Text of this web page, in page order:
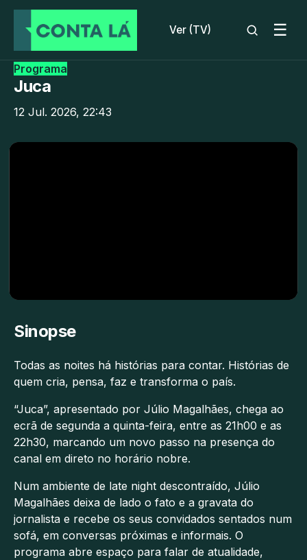
Ver (TV) ☰
Programa
Juca
12 Jul. 2026, 22:43
Sinopse
Todas as noites há histórias para contar. Histórias de
quem cria, pensa, faz e transforma o país.
“Juca”, apresentado por Júlio Magalhães, chega ao
ecrã de segunda a quinta-feira, entre as 21h00 e as
22h30, marcando um novo passo na presença do
canal em direto no horário nobre.
Num ambiente de late night descontraído, Júlio
Magalhães deixa de lado o fato e a gravata do
jornalista e recebe os seus convidados sentados num
sofá, em conversas próximas e informais. O
programa abre espaço para falar de atualidade,